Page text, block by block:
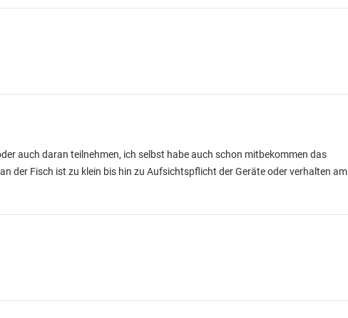
auch daran teilnehmen, ich selbst habe auch schon mitbekommen das
der Fisch ist zu klein bis hin zu Aufsichtspflicht der Geräte oder verhalten am